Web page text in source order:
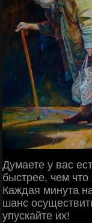
Думаете у вас
быстрее, чем
Каждая минута
шанс
упускайте их!